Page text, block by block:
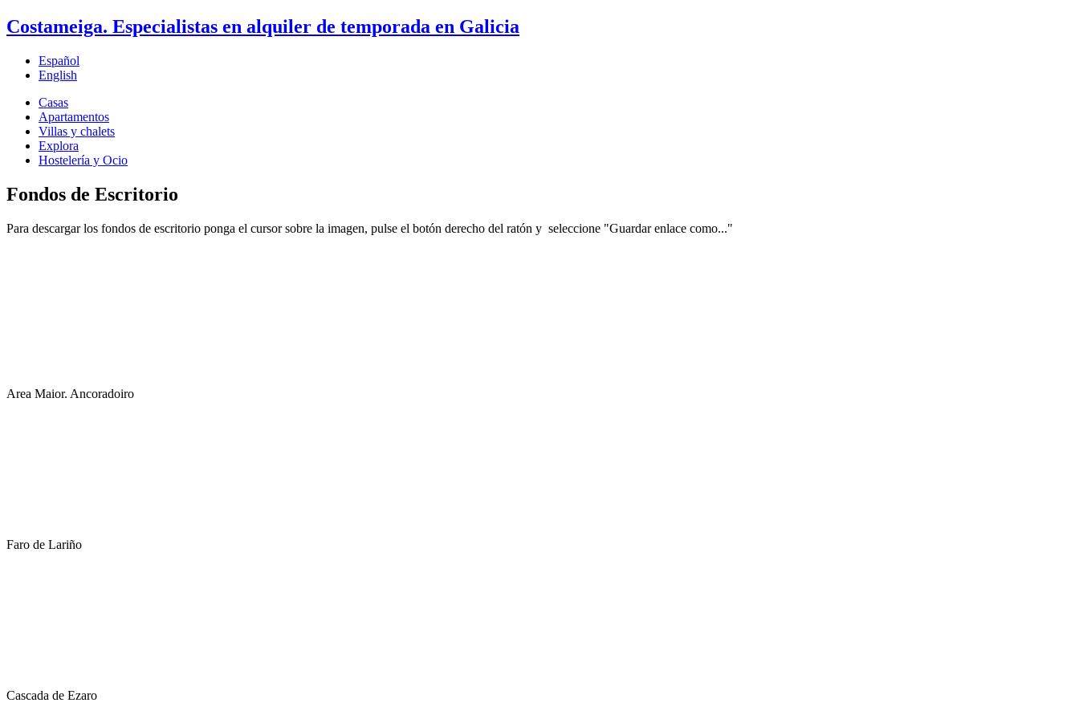
Costameiga. Especialistas en alquiler de temporada en Galicia
Español
English
Casas
Apartamentos
Villas y chalets
Explora
Hostelería y Ocio
Fondos de Escritorio
Para descargar los fondos de escritorio ponga el cursor sobre la imagen, pulse el botón derecho del ratón y seleccione "Guardar enlace como..."
Area Maior. Ancoradoiro
Faro de Lariño
Cascada de Ezaro